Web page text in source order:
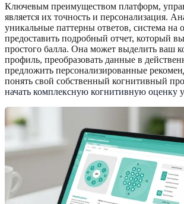
Ключевым преимуществом платформ,
является их точность и персонализация.
уникальные паттерны ответов, система
предоставить подробный отчет, который
простого балла. Она может выделить ваш
профиль, преобразовать данные в
предложить персонализированные
понять свой собственный когнитивный
начать комплексную когнитивную оценку